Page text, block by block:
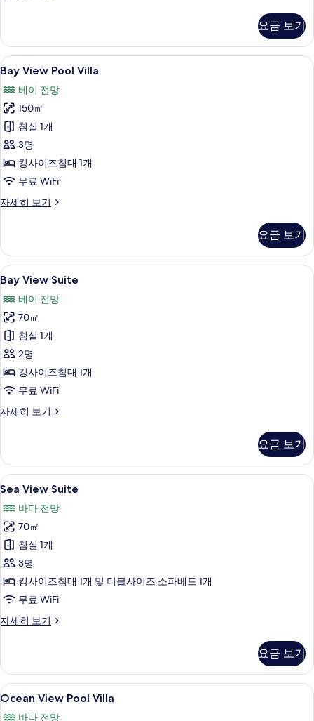
히
보
기
요금 보기
Bay
View
Pool
Villa
사
진
모
두
보
8
Bay View Pool Villa
베이 전망
150㎡
침실 1개
3명
킹사이즈침대 1개
무료 WiFi
자세히 보기
Bay
자
세
히
기
요금 보기
Bay
View
Suite
사
진
모
두
보
기
5
Bay View Suite
베이 전망
70㎡
침실 1개
2명
킹사이즈침대 1개
무료 WiFi
자세히 보기
Bay
세
히
보
요금 보기
Sea
View
Suite
사
진
모
두
보
기
13
Sea View Suite
바다 전망
70㎡
침실 1개
3명
킹사이즈침대 1개 및 더블사이즈 소파베드 1개
무료 WiFi
자세히 보기
Sea
세
히
보
요금 보기
Ocean
View
9
Ocean View Pool Villa
바다 전망